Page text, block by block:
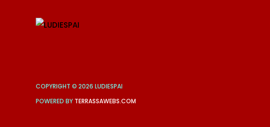
COPYRIGHT © 2026 LUDIESPAI
POWERED BY TERRASSAWEBS.COM